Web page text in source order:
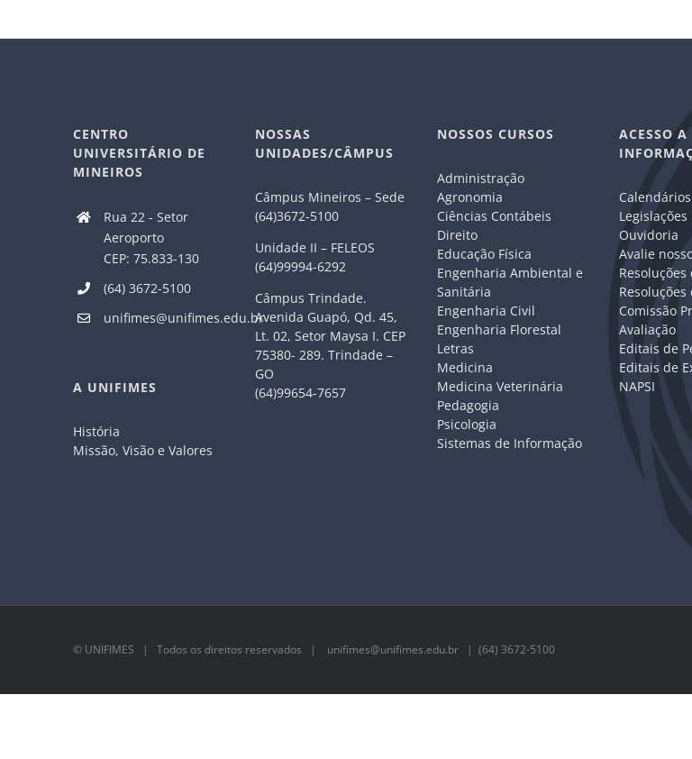
CENTRO
UNIVERSITÁRIO DE
MINEIROS
Rua 22 - Setor
Aeroporto
CEP: 75.833-130
(64) 3672-5100
unifimes@unifimes.edu.br
A UNIFIMES
História
Missão, Visão e Valores
NOSSAS
UNIDADES/CÂMPUS
Câmpus Mineiros – Sede
(64)3672-5100
Unidade II – FELEOS
(64)99994-6292
Câmpus Trindade.
Avenida Guapó, Qd. 45,
Lt. 02, Setor Maysa I. CEP
75380- 289. Trindade –
GO
(64)99654-7657
NOSSOS CURSOS
Administração
Agronomia
Ciências Contábeis
Direito
Educação Física
Engenharia Ambiental e
Sanitária
Engenharia Civil
Engenharia Florestal
Letras
Medicina
Medicina Veterinária
Pedagogia
Psicologia
Sistemas de Informação
ACESSO A
Ouvidoria
Avalie
Resoluções
Resoluções
Comissão
Avaliação
Editais de
Editais de
NAPSI
© UNIFIMES | Todos os direitos reservados | unifimes@unifimes.edu.br | (64) 3672-5100